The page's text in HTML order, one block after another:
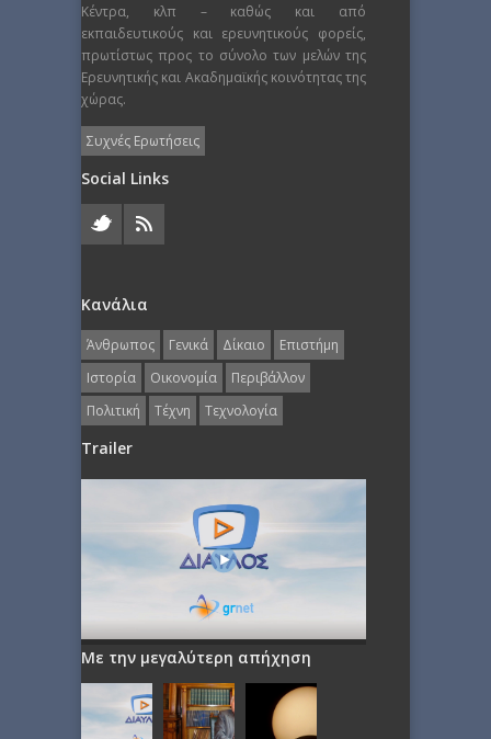
Κέντρα, κλπ – καθώς και από
εκπαιδευτικούς και ερευνητικούς φορείς,
πρωτίστως προς το σύνολο των μελών της
Ερευνητικής και Ακαδημαϊκής κοινότητας της
χώρας.
Συχνές Ερωτήσεις
Social Links
Κανάλια
Άνθρωπος Γενικά Δίκαιο
Επιστήμη
Ιστορία
Οικονομία
Περιβάλλον
Πολιτική
Τέχνη Τεχνολογία
Trailer
Με την μεγαλύτερη απήχηση